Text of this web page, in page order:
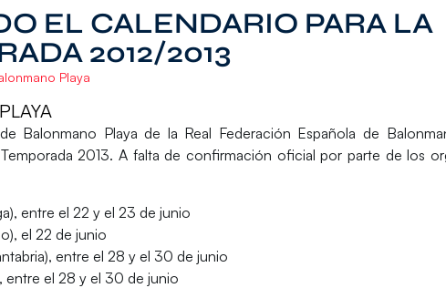
EL CALENDARIO PARA LA
2012/2013
Playa
Balonmano Playa de la Real Federación Española de
Temporada 2013. A falta de confirmación oficial por parte de los
entre el 22 y el 23 de junio
el 22 de junio
entre el 28 y el 30 de junio
entre el 28 y el 30 de junio